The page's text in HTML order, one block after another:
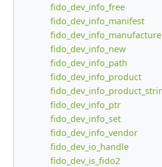
fido_dev_info_free
fido_dev_info_manifest
fido_dev_info_new
fido_dev_info_path
fido_dev_info_product
fido_dev_info_ptr
fido_dev_info_set
fido_dev_info_vendor
fido_dev_io_handle
fido_dev_is_fido2